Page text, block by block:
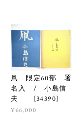
凧 限定60部 署
名入 / 小島信
夫 [34390]
¥66,000